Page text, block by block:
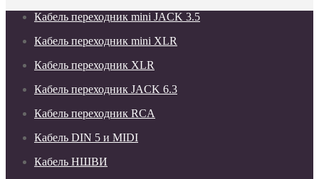
Кабель переходник mini JACK 3.5
Кабель переходник mini XLR
Кабель переходник XLR
Кабель переходник JACK 6.3
Кабель переходник RCA
Кабель DIN 5 и MIDI
Кабель НШВИ